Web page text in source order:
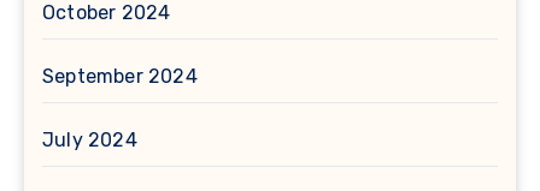
October 2024
September 2024
July 2024